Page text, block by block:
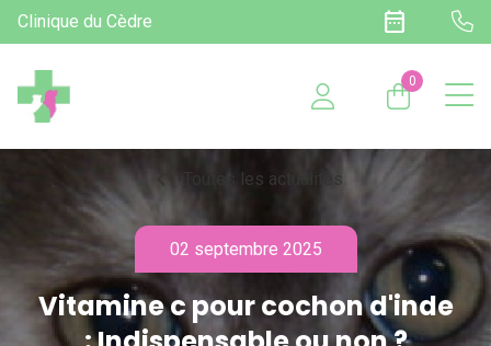
Clinique du Cèdre date_range
0
chevron_left Toutes les actualités
02 septembre 2025
Vitamine c pour cochon d'inde​